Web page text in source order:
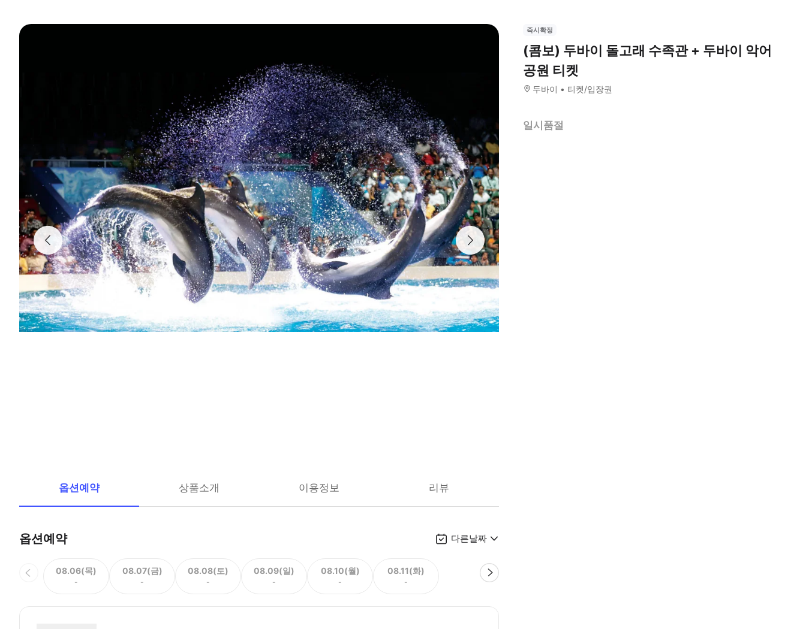
옵션예약 상품소개 이용정보 리뷰
옵션예약 다른날짜
08.06(목)
-
08.07(금)
-
08.08(토)
-
08.09(일)
-
08.10(월)
-
08.11(화)
-
즉시확정
(콤보) 두바이 돌고래 수족관 + 두바이 악어
공원 티켓
두바이 티켓/입장권
일시품절